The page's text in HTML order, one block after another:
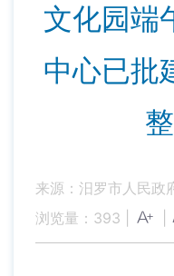
文化园端
中心已批
来源：汨罗市人民政
浏览量： 393